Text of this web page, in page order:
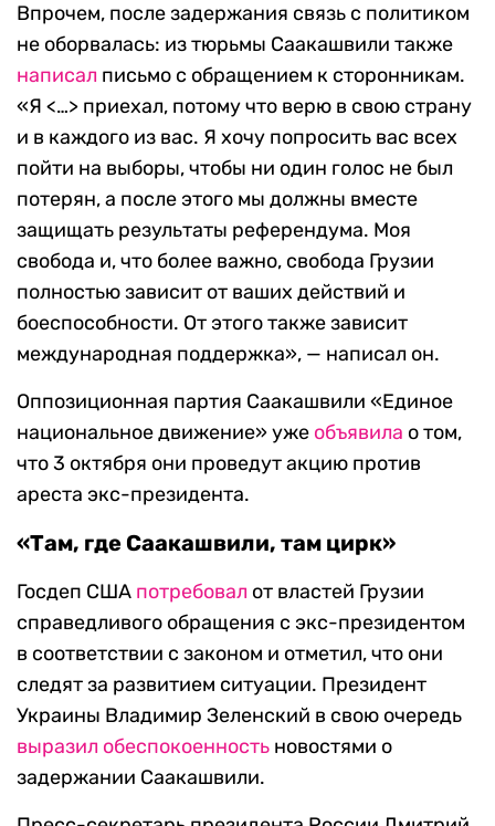
Впрочем, после задержания связь с политиком
не оборвалась: из тюрьмы Саакашвили также
написал письмо с обращением к сторонникам.
«Я <…> приехал, потому что верю в свою страну
и в каждого из вас. Я хочу попросить вас всех
пойти на выборы, чтобы ни один голос не был
потерян, а после этого мы должны вместе
защищать результаты референдума. Моя
свобода и, что более важно, свобода Грузии
полностью зависит от ваших действий и
боеспособности. От этого также зависит
международная поддержка», — написал он.
Оппозиционная партия Саакашвили «Единое
национальное движение» уже объявила о том,
что 3 октября они проведут акцию против
ареста экс-президента.
«Там, где Саакашвили, там цирк»
Госдеп США потребовал от властей Грузии
справедливого обращения с экс-президентом
в соответствии с законом и отметил, что они
следят за развитием ситуации. Президент
Украины Владимир Зеленский в свою очередь
выразил обеспокоенность новостями о
задержании Саакашвили.